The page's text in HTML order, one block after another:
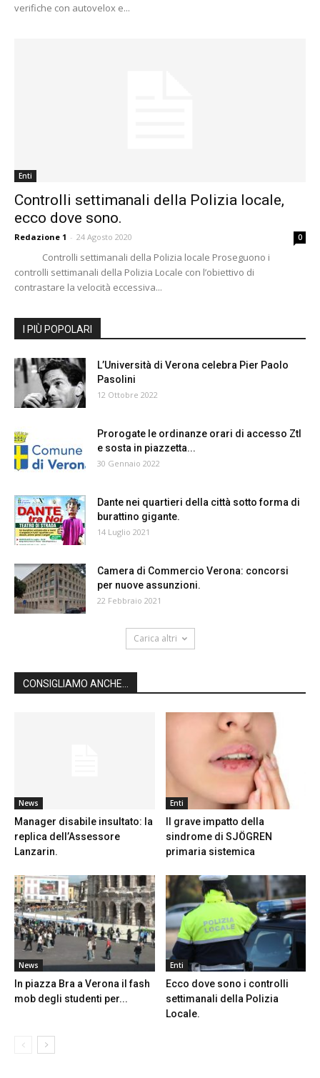
verifiche con autovelox e...
Enti
Controlli settimanali della Polizia locale,
ecco dove sono.
Redazione 1 - 24 Agosto 2020 0
Controlli settimanali della Polizia locale Proseguono i
controlli settimanali della Polizia Locale con l’obiettivo di
contrastare la velocità eccessiva...
I PIÙ POPOLARI
L’Università di Verona celebra Pier Paolo
Pasolini
12 Ottobre 2022
Prorogate le ordinanze orari di accesso Ztl
e sosta in piazzetta...
30 Gennaio 2022
Dante nei quartieri della città sotto forma di
burattino gigante.
14 Luglio 2021
Camera di Commercio Verona: concorsi
per nuove assunzioni.
22 Febbraio 2021
Carica altri
CONSIGLIAMO ANCHE...
News
Manager disabile insultato: la
replica dell’Assessore
Lanzarin.
Enti
Il grave impatto della
sindrome di SJÖGREN
primaria sistemica
News
In piazza Bra a Verona il fash
mob degli studenti per...
Enti
Ecco dove sono i controlli
settimanali della Polizia
Locale.